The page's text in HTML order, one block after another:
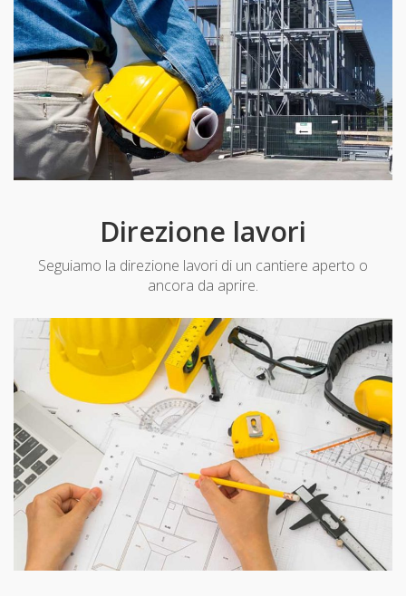
Direzione lavori
Seguiamo la direzione lavori di un cantiere aperto o
ancora da aprire.